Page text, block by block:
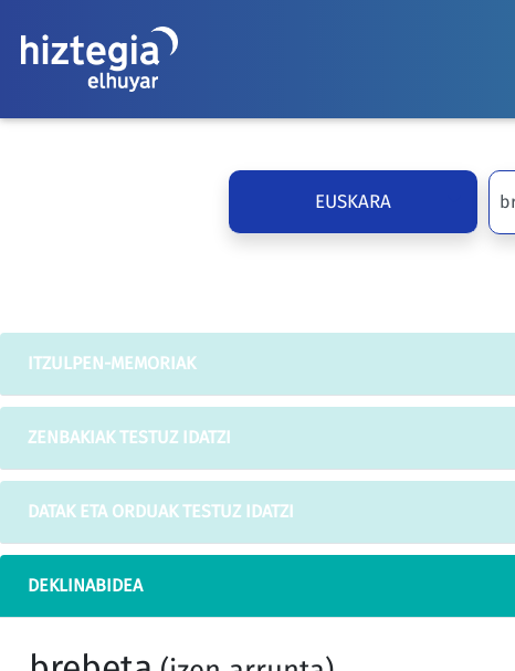
EUSKARA
ITZULPEN-MEMORIAK
ZENBAKIAK TESTUZ IDATZI
DATAK ETA ORDUAK TESTUZ IDATZI
DEKLINABIDEA